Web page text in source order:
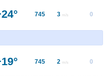
745 3 m/s 0
745 2 m/s 0